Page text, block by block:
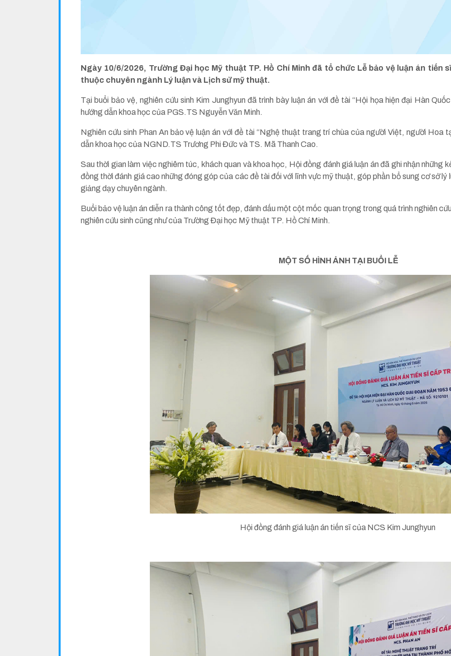
Ngày 10/6/2026, Trường Đại học Mỹ thuật TP. Hồ Chí Minh đã tổ chức Lễ bảo vệ luận án tiến
thuộc chuyên ngành Lý luận và Lịch sử mỹ thuật.
Tại buổi bảo vệ, nghiên cứu sinh Kim Junghyun đã trình bày luận án với đề tài “Hội họa hiện đại Hàn
hướng dẫn khoa học của PGS.TS Nguyễn Văn Minh.
Nghiên cứu sinh Phan An bảo vệ luận án với đề tài “Nghệ thuật trang trí chùa của người Việt, người Hoa
dẫn khoa học của NGND.TS Trương Phi Đức và TS. Mã Thanh Cao.
Sau thời gian làm việc nghiêm túc, khách quan và khoa học, Hội đồng đánh giá luận án đã ghi nhận những
đồng thời đánh giá cao những đóng góp của các đề tài đối với lĩnh vực mỹ thuật, góp phần bổ sung cơ sở
giảng dạy chuyên ngành.
Buổi bảo vệ luận án diễn ra thành công tốt đẹp, đánh dấu một cột mốc quan trọng trong quá trình nghiên
nghiên cứu sinh cũng như của Trường Đại học Mỹ thuật TP. Hồ Chí Minh.
MỘT SỐ HÌNH ẢNH TẠI BUỔI LỄ
Hội đồng đánh giá luận án tiến sĩ của NCS Kim Junghyun